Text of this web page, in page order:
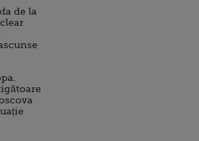
de la